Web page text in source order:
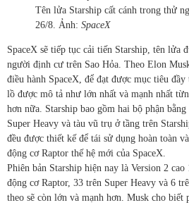
Tên lửa Starship cất cánh trong thử
26/8. Ảnh: SpaceX
SpaceX sẽ tiếp tục cải tiến Starship, tên lửa
người định cư trên Sao Hỏa. Theo Elon
điều hành SpaceX, để đạt được mục tiêu
lồ được mô tả như lớn nhất và mạnh nhất
hơn nữa. Starship bao gồm hai bộ phận
Super Heavy và tàu vũ trụ ở tầng trên
đều được thiết kế để tái sử dụng hoàn toàn
động cơ Raptor thế hệ mới của SpaceX.
Phiên bản Starship hiện nay là Version 2
động cơ Raptor, 33 trên Super Heavy và 6
theo sẽ còn lớn và mạnh hơn. Musk cho biết